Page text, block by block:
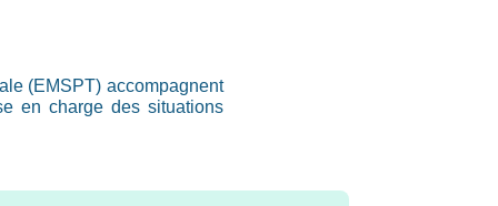
(EMSPT) accompagnent
en charge des situations